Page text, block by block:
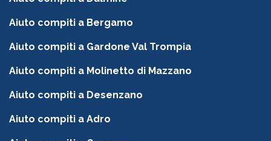
Aiuto compiti a Bergamo
Aiuto compiti a Gardone Val Trompia
Aiuto compiti a Molinetto di Mazzano
Aiuto compiti a Desenzano
Aiuto compiti a Adro